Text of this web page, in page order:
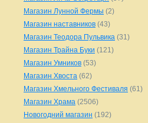
Магазин Лунной Фермы (2)
Магазин наставников (43)
Магазин Теодора Пульвика (31)
Магазин Трайна Буки (121)
Магазин Умников (53)
Магазин Хвоста (62)
Магазин Хмельного Фестиваля (61)
Магазин Храма (2506)
Новогодний магазин (192)